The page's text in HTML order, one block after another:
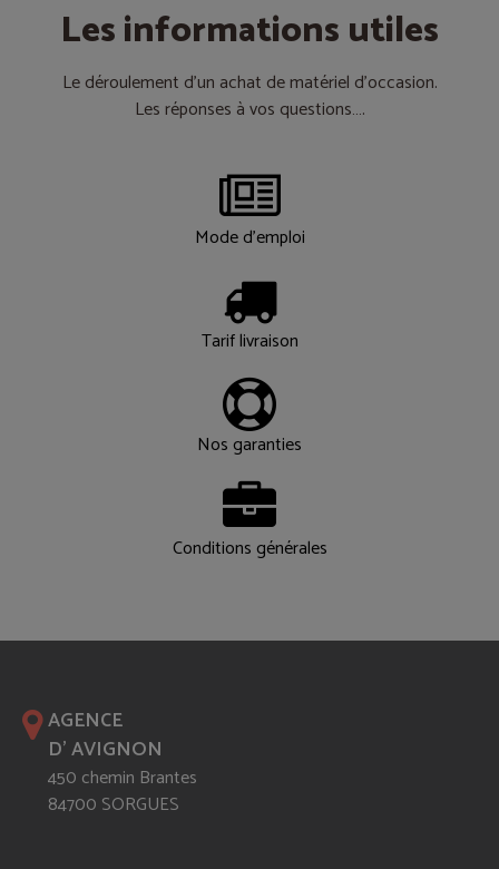
Les informations utiles
Le déroulement d’un achat de matériel d’occasion.
Les réponses à vos questions….
Mode d'emploi
Tarif livraison
Nos garanties
Conditions générales
AGENCE
D' AVIGNON
450 chemin Brantes
84700 SORGUES